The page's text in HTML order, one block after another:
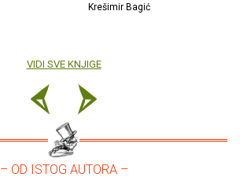
Krešimir Bagić
VIDI SVE KNJIGE
– OD ISTOG AUTORA –